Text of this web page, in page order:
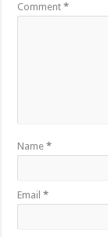
Comment*
Name*
Email*